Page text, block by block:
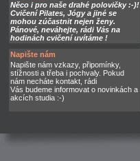
Něco i pro naše drahé polovičky :-)!
Cvičení Pilates, Jógy a jiné se
mohou zúčastnit nejen ženy.
Pánové, neváhejte, rádi Vás na
hodinách cvičení uvítáme !
Napište nám
Napište nám vzkazy, připomínky,
stížnosti a třeba i pochvaly. Pokud
nám necháte kontakt, rádi
Vás budeme informovat o novinkách a
akcích studia :-)